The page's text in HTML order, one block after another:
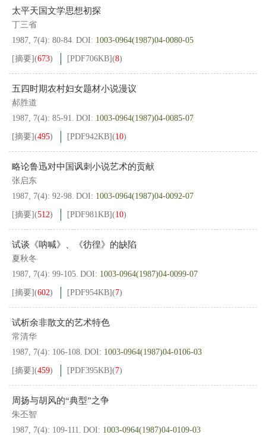
太平天国文学思想初探
丁三省
1987, 7(4): 80-84. DOI: 1003-0964(1987)04-0080-05
[摘要](673) [PDF706KB](8)
五四时期农村妇女题材小说漫议
郝胜道
1987, 7(4): 85-91. DOI: 1003-0964(1987)04-0085-07
[摘要](495) [PDF942KB](10)
略论鲁迅对中国讽刺小说艺术的贡献
张启东
1987, 7(4): 92-98. DOI: 1003-0964(1987)04-0092-07
[摘要](512) [PDF981KB](10)
试谈《呐喊》、《彷徨》的缺陷
夏秋冬
1987, 7(4): 99-105. DOI: 1003-0964(1987)04-0099-07
[摘要](602) [PDF954KB](7)
试析余非散文的艺术特色
常清华
1987, 7(4): 106-108. DOI: 1003-0964(1987)04-0106-03
[摘要](459) [PDF395KB](7)
周扬与胡风的“典型”之争
朱丕智
1987, 7(4): 109-111. DOI: 1003-0964(1987)04-0109-03